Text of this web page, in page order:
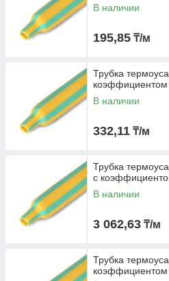
В наличии
195,85 ₸/м
Трубка
коэффициентом
В наличии
332,11 ₸/м
Трубка
с
В наличии
3 062,63 ₸/м
Трубка
коэффициентом